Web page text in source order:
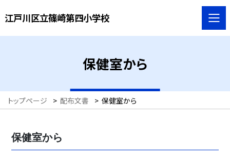
江戸川区立篠崎第四小学校
保健室から
トップページ > 配布文書 > 保健室から
保健室から